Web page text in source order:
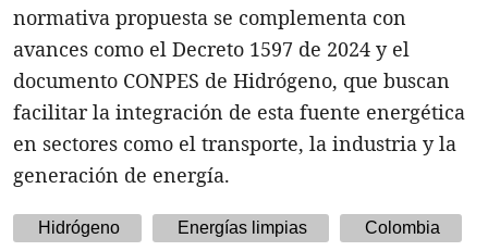
normativa propuesta se complementa con
avances como el Decreto 1597 de 2024 y el
documento CONPES de Hidrógeno, que buscan
facilitar la integración de esta fuente energética
en sectores como el transporte, la industria y la
generación de energía.
Hidrógeno Energías limpias Colombia